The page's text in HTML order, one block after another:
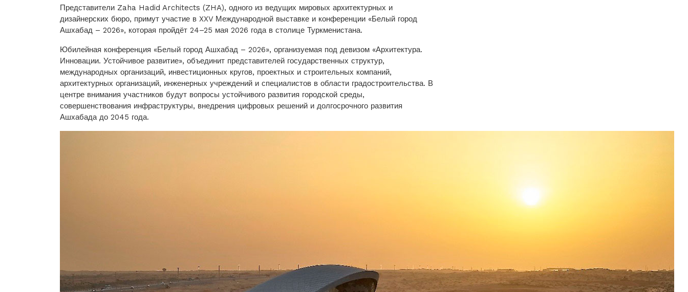
Представители Zaha Hadid Architects (ZHA), одного из ведущих мировых архитектурных и
дизайнерских бюро, примут участие в XXV Международной выставке и конференции «Белый город
Ашхабад – 2026», которая пройдёт 24–25 мая 2026 года в столице Туркменистана.
Юбилейная конференция «Белый город Ашхабад – 2026», организуемая под девизом «Архитектура.
Инновации. Устойчивое развитие», объединит представителей государственных структур,
международных организаций, инвестиционных кругов, проектных и строительных компаний,
архитектурных организаций, инженерных учреждений и специалистов в области градостроительства. В
центре внимания участников будут вопросы устойчивого развития городской среды,
совершенствования инфраструктуры, внедрения цифровых решений и долгосрочного развития
Ашхабада до 2045 года.